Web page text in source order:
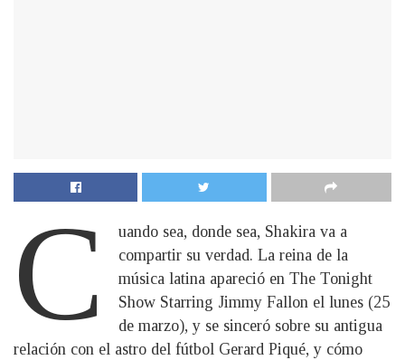
C
uando sea, donde sea, Shakira va a
compartir su verdad. La reina de la
música latina apareció en The Tonight
Show Starring Jimmy Fallon el lunes (25
de marzo), y se sinceró sobre su antigua
relación con el astro del fútbol Gerard Piqué, y cómo